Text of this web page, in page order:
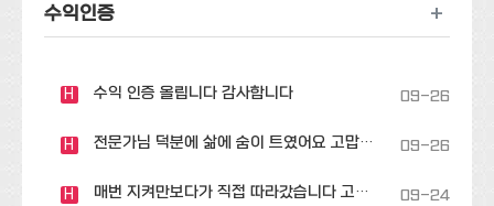
수익인증 +
H 수익 인증 올립니다 감사합니다 09-26
H 전문가님 덕분에 삶에 숨이 트였어요 고맙습니… 09-26
H 매번 지켜만보다가 직접 따라갔습니다 고맙습니… 09-24